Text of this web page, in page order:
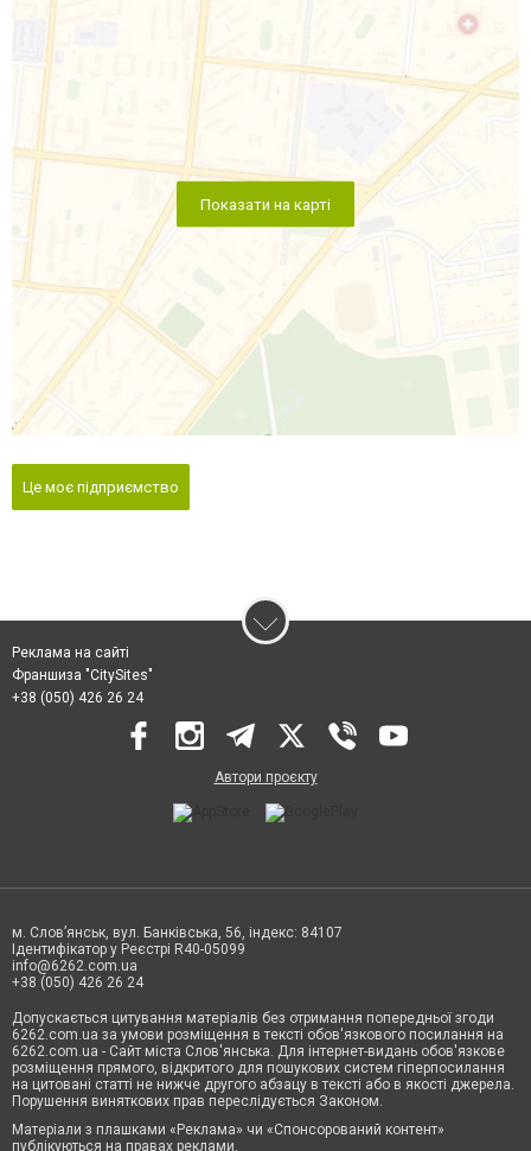
Показати на карті
Це моє підприємство
Реклама на сайті
Франшиза "CitySites"
+38 (050) 426 26 24
Автори проєкту
м. Слов’янськ, вул. Банківська, 56, індекс: 84107
Ідентифікатор у Реєстрі R40-05099
info@6262.com.ua
+38 (050) 426 26 24
Допускається цитування матеріалів без отримання попередньої згоди
6262.com.ua за умови розміщення в тексті обов'язкового посилання на
6262.com.ua - Сайт міста Слов'янська. Для інтернет-видань обов'язкове
розміщення прямого, відкритого для пошукових систем гіперпосилання
на цитовані статті не нижче другого абзацу в тексті або в якості джерела.
Порушення виняткових прав переслідується Законом.
Матеріали з плашками «Реклама» чи «Спонсорований контент»
публікуються на правах реклами.